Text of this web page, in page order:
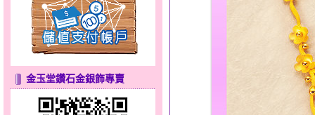
金玉堂鑽石金銀飾專賣